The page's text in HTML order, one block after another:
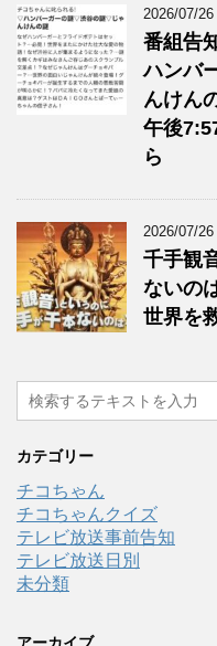
2026/07/26
番組告
ハンバ
んけん
午後
ら
2026/07/26
千手観
ないの
世界を
カテゴリー
チコちゃん
チコちゃんクイズ
テレビ放送事前告知
テレビ放送日別
未分類